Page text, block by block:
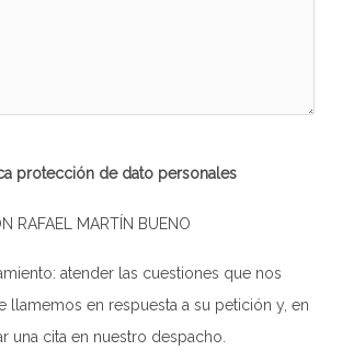
protección de dato personales
RAFAEL MARTÍN BUENO
atender las cuestiones que nos
llamemos en respuesta a su petición y, en
una cita en nuestro despacho.